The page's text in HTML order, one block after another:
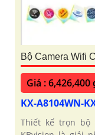
Bộ Camera Wifi
Giá : 6,426,400
KX-A8104WN-
Thiết kế trọn bộ